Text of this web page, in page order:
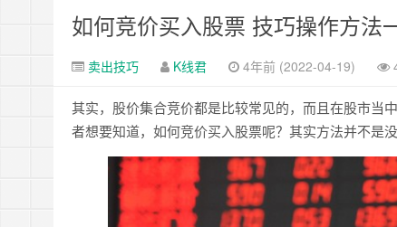
如何竞价买入股票 技巧操作方法
卖出技巧 K线君 4年前 (2022-04-19)
其实，股价集合竞价都是比较常见的，而且在股市当
者想要知道，如何竞价买入股票呢？其实方法并不是